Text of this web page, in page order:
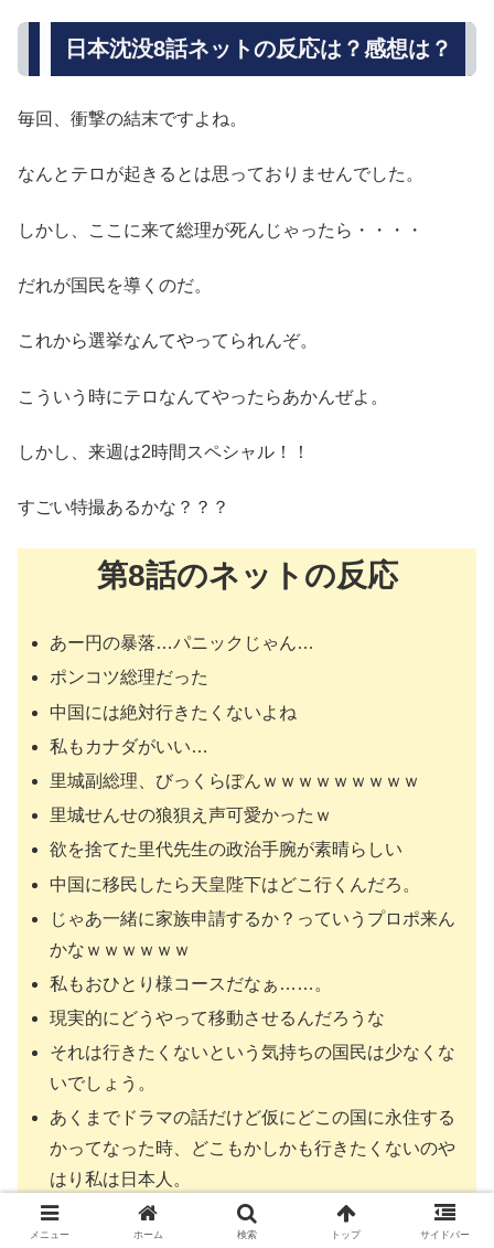
日本沈没8話ネットの反応は？感想は？
毎回、衝撃の結末ですよね。
なんとテロが起きるとは思っておりませんでした。
しかし、ここに来て総理が死んじゃったら・・・・
だれが国民を導くのだ。
これから選挙なんてやってられんぞ。
こういう時にテロなんてやったらあかんぜよ。
しかし、来週は2時間スペシャル！！
すごい特撮あるかな？？？
第8話のネットの反応
あー円の暴落…パニックじゃん…
ポンコツ総理だった
中国には絶対行きたくないよね
私もカナダがいい…
里城副総理、びっくらぽんｗｗｗｗｗｗｗｗｗ
里城せんせの狼狽え声可愛かったｗ
欲を捨てた里代先生の政治手腕が素晴らしい
中国に移民したら天皇陛下はどこ行くんだろ。
じゃあ一緒に家族申請するか？っていうプロポ来ん
かなｗｗｗｗｗｗ
私もおひとり様コースだなぁ……。
現実的にどうやって移動させるんだろうな
それは行きたくないという気持ちの国民は少なくな
いでしょう。
あくまでドラマの話だけど仮にどこの国に永住する
かってなった時、どこもかしかも行きたくないのや
はり私は日本人。
国難になると国民の一部が暴徒化して政府が狙われ
メニュー ホーム 検索 トップ サイドバー